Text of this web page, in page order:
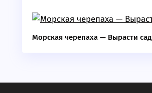
Морская черепаха — Вырасти сад